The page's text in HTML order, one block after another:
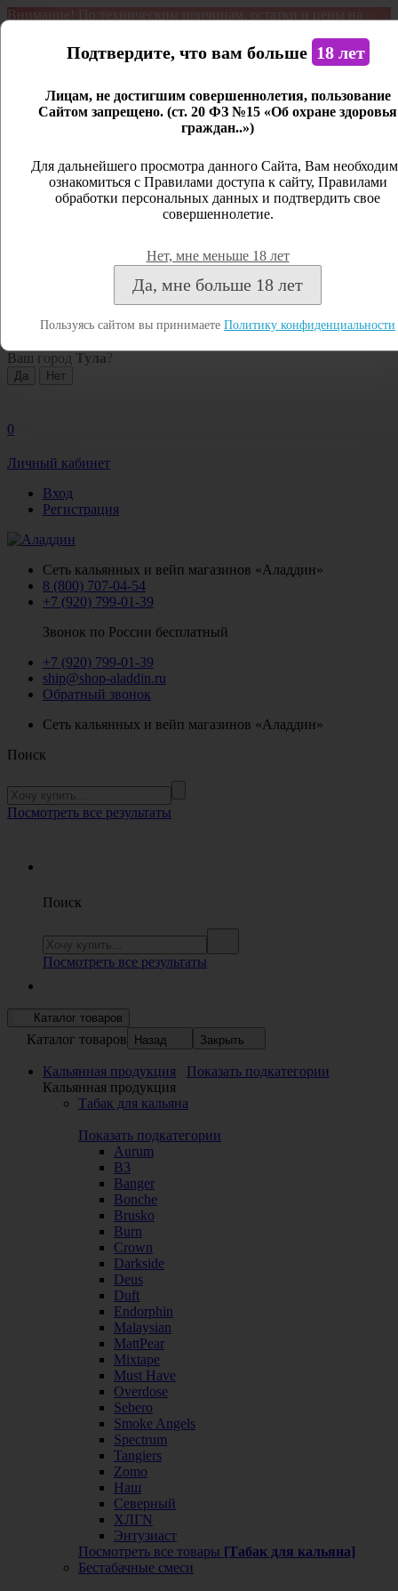
Внимание! По техническим причинам, остатки и цены на
является демонстрационным. Дистанционная продажа не
Открыть сайдбар
Личный кабинет
Закрыть
Посмотреть все результаты
Ваш город Тула ?
0
Личный кабинет
Вход
Регистрация
Сеть кальянных и вейп магазинов «Аладдин»
8 (800) 707-04-54
+7 (920) 799-01-39
Звонок по России бесплатный
+7 (920) 799-01-39
ship@shop-aladdin.ru
Обратный звонок
Сеть кальянных и вейп магазинов «Аладдин»
Поиск
Посмотреть все результаты
Поиск
Посмотреть все результаты
Каталог товаров
Каталог товаров Назад Закрыть
Кальянная продукция
Показать подкатегории
Кальянная продукция
Табак для кальяна
Показать подкатегории
Aurum
B3
Banger
Bonche
Brusko
Burn
Crown
Darkside
Deus
Duft
Endorphin
Malaysian
MattPear
Mixtape
Must Have
Overdose
Sebero
Smoke Angels
Spectrum
Tangiers
Zomo
Наш
Северный
ХЛГN
Энтузиаст
Посмотреть все товары [Табак для кальяна]
Бестабачные смеси
Подтвердите, что вам больше 18 лет
Лицам, не достигшим совершеннолетия, пользование
Сайтом запрещено. (ст. 20 ФЗ №15 «Об охране здоровья
граждан..»)
Для дальнейшего просмотра данного Сайта, Вам
ознакомиться с Правилами доступа к сайту, Правилами
обработки персональных данных и подтвердить свое
совершеннолетие.
Нет, мне меньше 18 лет
Да, мне больше 18 лет
Пользуясь сайтом вы принимаете Политику конфиденциальности